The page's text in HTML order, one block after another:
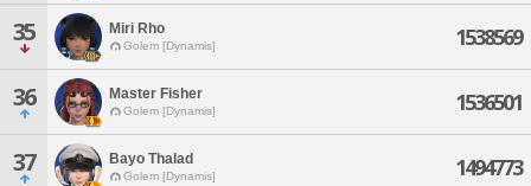
35 Miri Rho
Golem [Dynamis] 1538569
36 Master Fisher
Golem [Dynamis] 1536501
37 Bayo Thalad
Golem [Dynamis] 1494773